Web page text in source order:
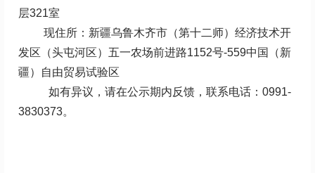
层321室
现住所：新疆乌鲁木齐市（第十二师）经济技术开
发区（头屯河区）五一农场前进路1152号-559中国（新
疆）自由贸易试验区
如有异议，请在公示期内反馈， 联系电话： 0991-
3830373。